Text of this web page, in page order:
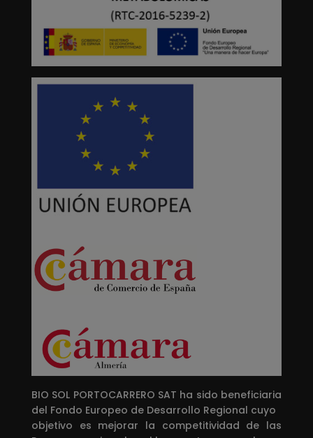
BIO SOL PORTOCARRERO SAT ha sido beneficiaria
del Fondo Europeo de Desarrollo Regional cuyo
objetivo es mejorar la competitividad de las